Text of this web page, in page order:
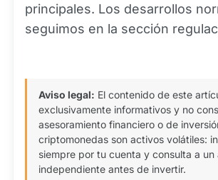
principales. Los desarrollos
seguimos en la sección
Aviso legal: El contenido de este
exclusivamente informativos y no
asesoramiento financiero o de
criptomonedas son activos volátiles:
siempre por tu cuenta y consulta a un
independiente antes de invertir.